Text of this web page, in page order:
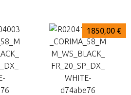
1890,00 €
1890,00 €
1850,00 €